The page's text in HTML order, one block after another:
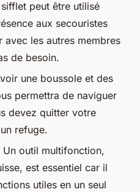
peut être utilisé
aux secouristes
les autres membres
de besoin.
une boussole et des
permettra de naviguer
devez quitter votre
refuge.
outil multifonction,
est essentiel car il
utiles en un seul